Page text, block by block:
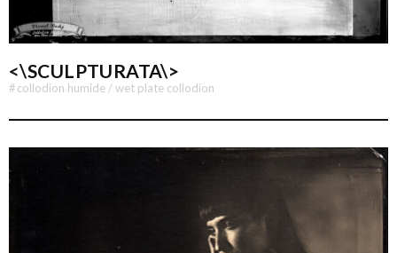
<\SCULPTURATA\>
#collodion humide / wet plate collodion